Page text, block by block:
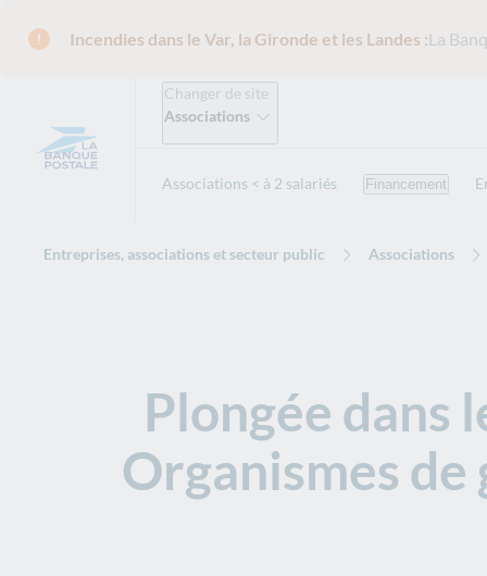
Incendies dans le Var, la Gironde et les Landes :La
Changer de site
Associations
Associations < à 2 salariés Financement
Entreprises, associations et secteur public Associations
Plongée dans
Organismes